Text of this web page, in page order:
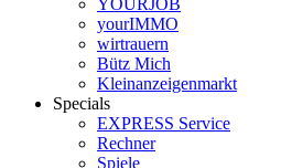
YOURJOB
yourIMMO
wirtrauern
Bütz Mich
Kleinanzeigenmarkt
Specials
EXPRESS Service
Rechner
Spiele